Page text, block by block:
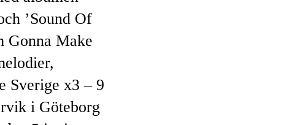
’Sound Of
Gonna Make
Sverige x3 – 9
i Göteborg